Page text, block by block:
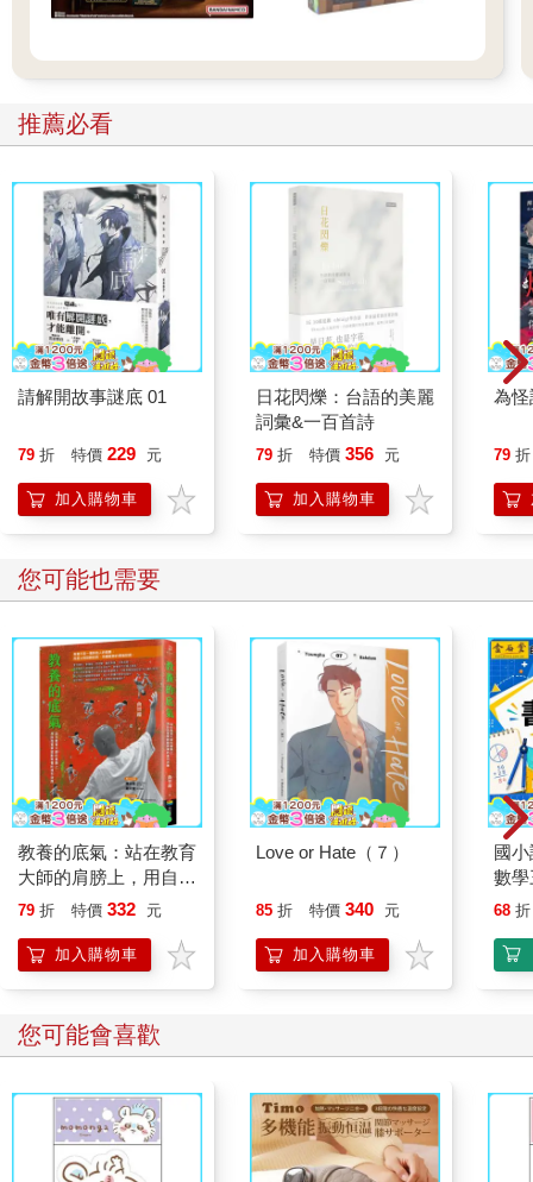
推薦必看
請解開故事謎底 01
79 折 特價 229 元
加入購物車
日花閃爍：台語的美麗
詞彙&一百首詩
79 折 特價 356 元
加入購物車
為怪
79 折
您可能也需要
教養的底氣：站在教育
大師的肩膀上，用自我
覺察啟動教養的複利效
79 折 特價 332 元
加入購物車
Love or Hate（７）
85 折 特價 340 元
加入購物車
國
數學
68 折
您可能會喜歡